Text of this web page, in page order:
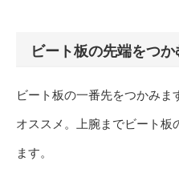
ビート板の先端をつか
ビート板の一番先をつかみ
オススメ。上腕までビート板
ます。